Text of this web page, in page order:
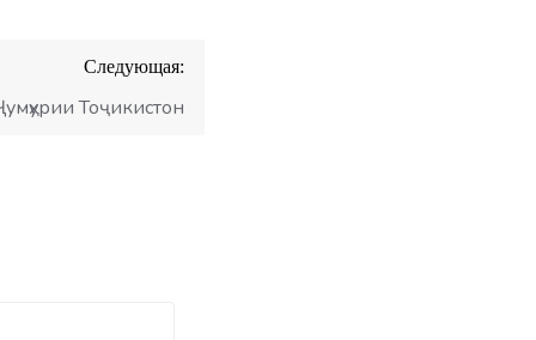
Следующая:
Тоҷикистон